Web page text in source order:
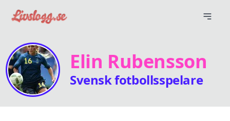
Elin Rubensson
Svensk fotbollsspelare